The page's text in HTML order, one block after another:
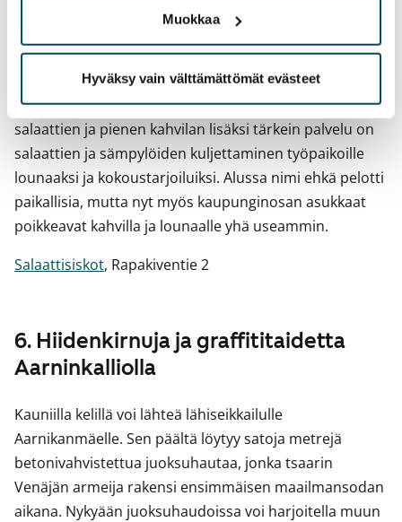
Muokkaa
Hyväksy vain välttämättömät evästeet
5. Salaattisiskot selättävät nälkää
Kun nälkä kurnii, apuun rientää Salaattisiskot. Yritys on
toiminut Pihlajamäessä kymmenen vuotta. Tuhtien
salaattien ja pienen kahvilan lisäksi tärkein palvelu on
salaattien ja sämpylöiden kuljettaminen työpaikoille
lounaaksi ja kokoustarjoiluiksi. Alussa nimi ehkä pelotti
paikallisia, mutta nyt myös kaupunginosan asukkaat
poikkeavat kahvilla ja lounaalle yhä useammin.
Salaattisiskot, Rapakiventie 2
6. Hiidenkirnuja ja graffititaidetta
Aarninkalliolla
Kauniilla kelillä voi lähteä lähiseikkailulle
Aarnikanmäelle. Sen päältä löytyy satoja metrejä
betonivahvistettua juoksuhautaa, jonka tsaarin
Venäjän armeija rakensi ensimmäisen maailmansodan
aikana. Nykyään juoksuhaudoissa voi harjoitella muun